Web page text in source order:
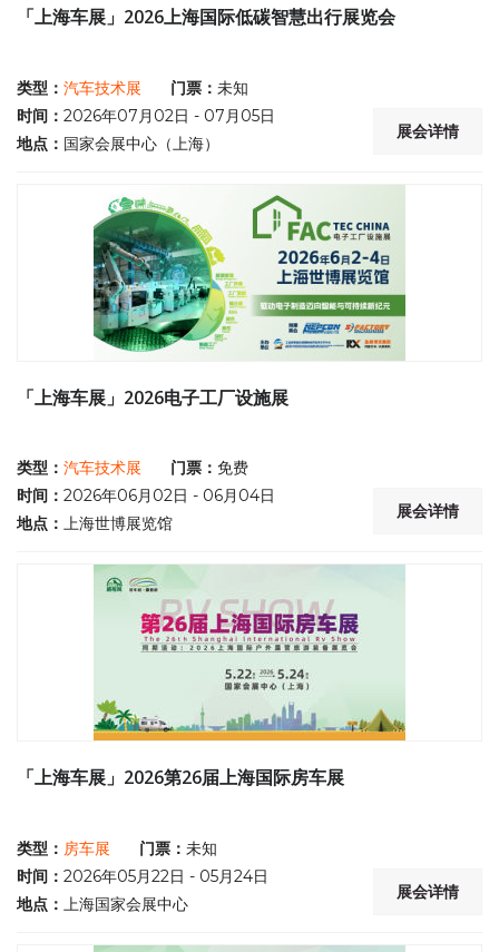
「上海车展」2026上海国际低碳智慧出行展览会
类型： 汽车技术展 门票： 未知
时间： 2026年07月02日 - 07月05日
地点： 国家会展中心（上海）
展会详情
「上海车展」2026电子工厂设施展
类型： 汽车技术展 门票： 免费
时间： 2026年06月02日 - 06月04日
地点： 上海世博展览馆
展会详情
「上海车展」2026第26届上海国际房车展
类型： 房车展 门票： 未知
时间： 2026年05月22日 - 05月24日
地点： 上海国家会展中心
展会详情